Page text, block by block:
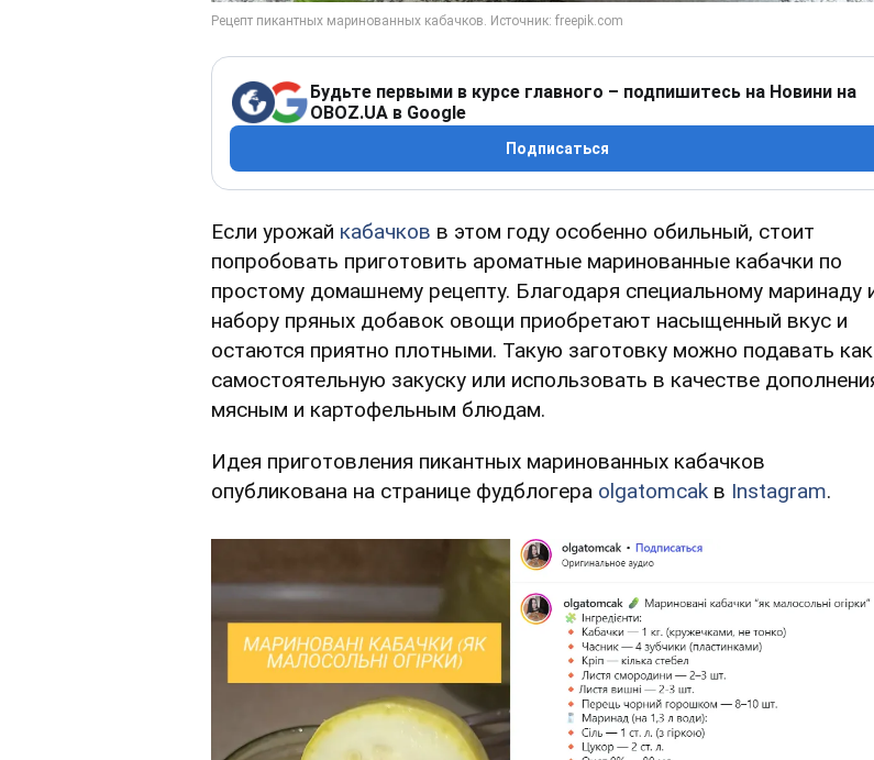
Будьте первыми в курсе главного – подпишитесь на Новини на
OBOZ.UA в Google
Подписаться
Если урожай кабачков в этом году особенно обильный, стоит
попробовать приготовить ароматные маринованные кабачки по
простому домашнему рецепту. Благодаря специальному маринаду
набору пряных добавок овощи приобретают насыщенный вкус и
остаются приятно плотными. Такую заготовку можно подавать как
самостоятельную закуску или использовать в качестве
мясным и картофельным блюдам.
Идея приготовления пикантных маринованных кабачков
опубликована на странице фудблогера olgatomcak в Instagram.